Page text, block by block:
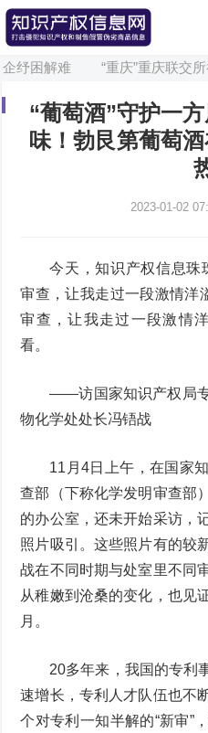
困解难 “重庆”重庆联交所举
“葡萄酒”守护一
味！勃艮第葡萄
2023-01-02
今天，知识产权信息珠
审查，让我走过一段激情洋
审查，让我走过一段激情
看。
——访国家知识产权局
物化学处处长冯铻战
11月4日上午，在国家
查部（下称化学发明审查部
的办公室，还未开始采访，
照片吸引。这些照片有的较
战在不同时期与处室里不同
从稚嫩到沧桑的变化，也见
月。
20多年来，我国的专利
速增长，专利人才队伍也不
个对专利一知半解的“新审”